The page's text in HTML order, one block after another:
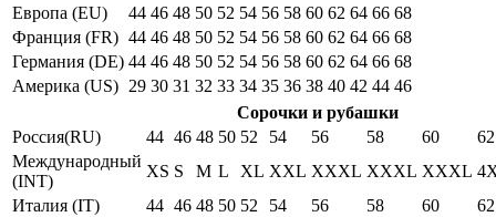
Европа (EU)
44 46 48 50 52 54 56 58 60 62 64 66 68
Франция (FR) 44 46 48 50 52 54 56 58 60 62 64 66 68
Германия (DE) 44 46 48 50 52 54 56 58 60 62 64 66 68
Америка (US) 29 30 31 32 33 34 35 36 38 40 42 44 46
Сорочки и рубашки
Россия(RU)
44 46 48 50 52 54 56 58 60
62
Международный
(INT)
XS S M L XL XXL XXXL XXXL XXXL
Италия (IT)
44 46 48 50 52 54 56 58 60
62